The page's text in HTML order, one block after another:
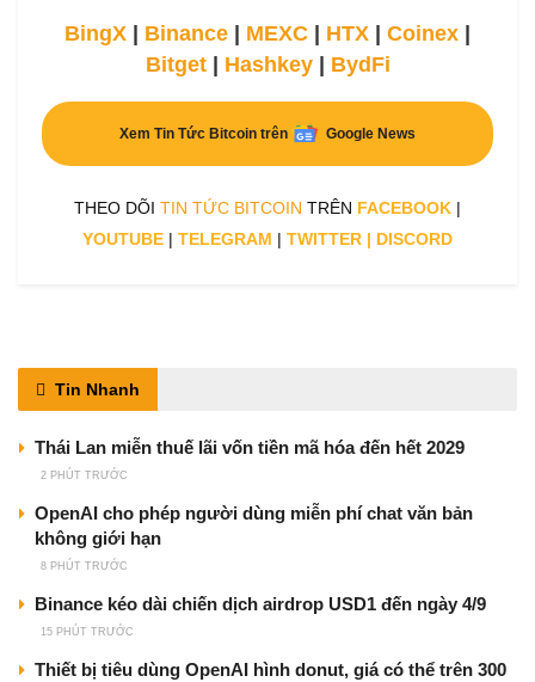
BingX Binance MEXC HTX Coinex
Bitget| Hashkey| BydFi
Xem Tin Tức Bitcoin trên Google News
THEO DÕI TIN TỨC BITCOIN TRÊN FACEBOOK |
YOUTUBE | TELEGRAM | TWITTER | DISCORD
Tin Nhanh
Thái Lan miễn thuế lãi vốn tiền mã hóa đến hết 2029
2 PHÚT TRƯỚC
OpenAI cho phép người dùng miễn phí chat văn bản
không giới hạn
8 PHÚT TRƯỚC
Binance kéo dài chiến dịch airdrop USD1 đến ngày 4/9
15 PHÚT TRƯỚC
Thiết bị tiêu dùng OpenAI hình donut, giá có thể trên 300